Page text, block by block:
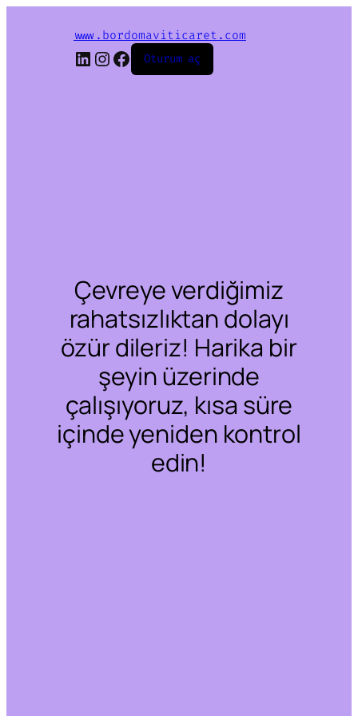
www.bordomaviticaret.com
LinkedIn
Instagram
Facebook
Oturum aç
Çevreye verdiğimiz
rahatsızlıktan dolayı
özür dileriz! Harika bir
şeyin üzerinde
çalışıyoruz, kısa süre
içinde yeniden kontrol
edin!